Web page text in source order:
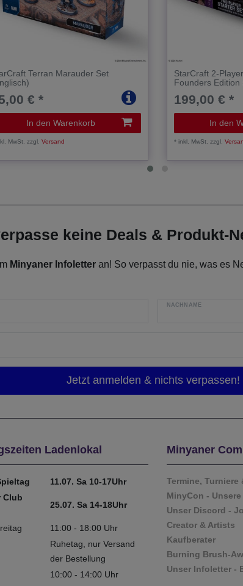
Terran Marauder Set
€ *
In den Warenkorb
MwSt. zzgl.Versand
StarCraft 2-
Founders Edition
199,00 € *
In den
*inkl. MwSt. zzgl.
keine Deals & Produkt-
Minyaner Infoletter an! So verpasst du nie, was es
NACHNAME
Ladenlokal
11.07. Sa 10-17Uhr
Club
25.07. Sa 14-18Uhr
11:00 - 18:00 Uhr
Ruhetag, nur Versand
der Bestellung
10:00 - 14:00 Uhr
Minyaner
Termine, Turniere
MinyCon -
Unser Discord -
Creator & Artists
Kaufberater
Burning Brush-
Unser Infoletter -